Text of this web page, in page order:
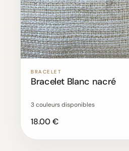
BRACELET
Bracelet Blanc nacré
3 couleurs disponibles
18.00 €